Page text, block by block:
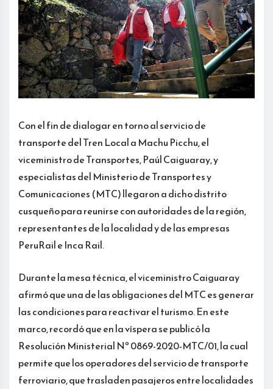
Con el fin de dialogar en torno al servicio de
transporte del Tren Local a Machu Picchu, el
viceministro de Transportes, Paúl Caiguaray, y
especialistas del Ministerio de Transportes y
Comunicaciones (MTC) llegaron a dicho distrito
cusqueño para reunirse con autoridades de la región,
representantes de la localidad y de las empresas
PeruRail e Inca Rail.
Durante la mesa técnica, el viceministro Caiguaray
afirmó que una de las obligaciones del MTC es generar
las condiciones para reactivar el turismo. En este
marco, recordó que en la víspera se publicó la
Resolución Ministerial Nº 0869-2020-MTC/01, la cual
permite que los operadores del servicio de transporte
ferroviario, que trasladen pasajeros entre localidades